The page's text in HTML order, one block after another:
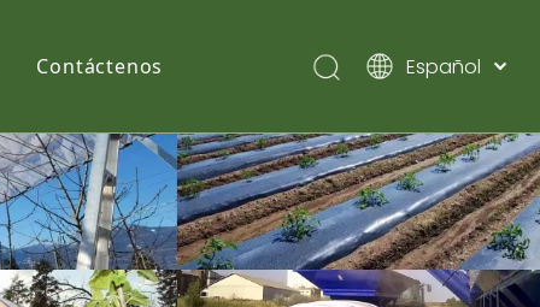
Contáctenos
Español
Pусский